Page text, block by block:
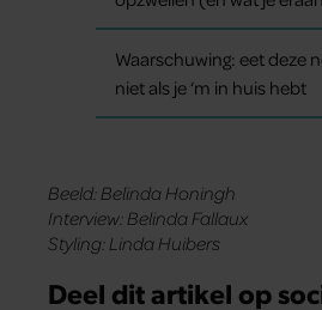
Waarschuwing: eet deze
niet als je ‘m in huis hebt
Beeld: Belinda Honingh
Interview: Belinda Fallaux
Styling: Linda Huibers
Deel dit artikel op